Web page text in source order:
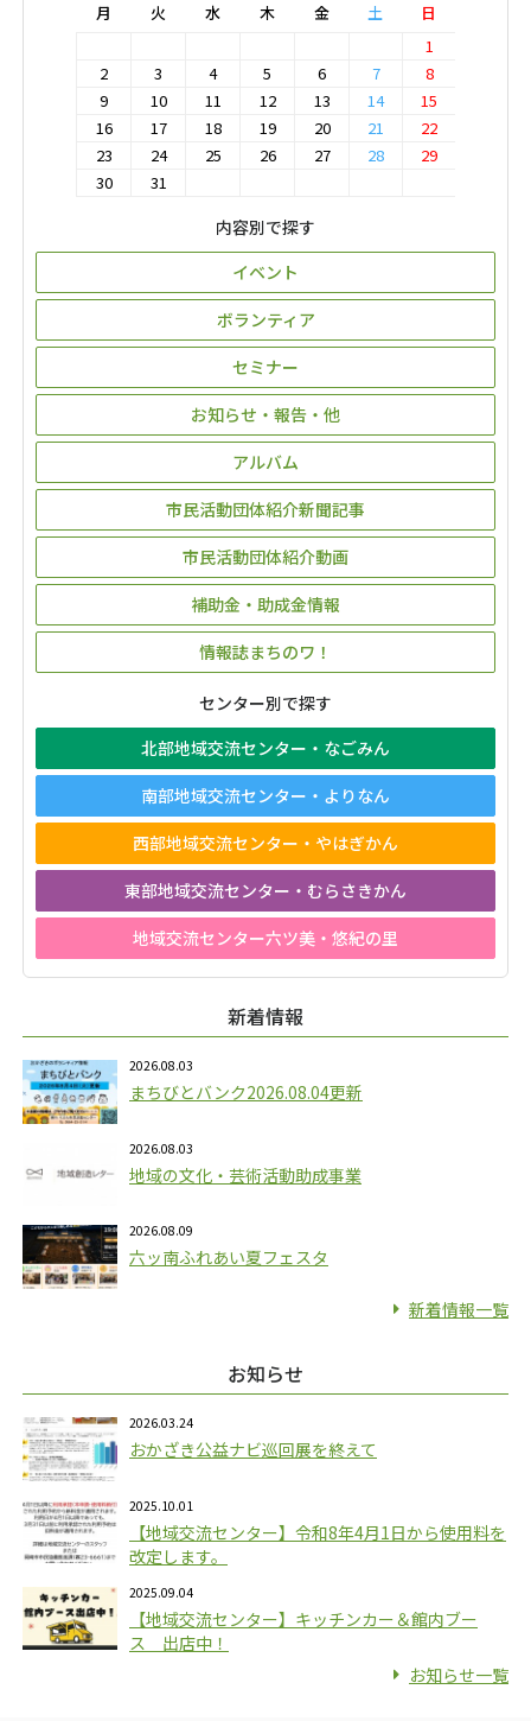
月 火 水 木 金 土
日
1
2
3 4 5 6 7
8
9
10 11 12 13 14
15
16
17 18 19 20 21
22
23
24 25 26 27 28
29
30
31
内容別で探す
イベント
ボランティア
セミナー
お知らせ・報告・他
アルバム
市民活動団体紹介新聞記事
市民活動団体紹介動画
補助金・助成金情報
情報誌まちのワ！
センター別で探す
北部地域交流センター・なごみん
南部地域交流センター・よりなん
西部地域交流センター・やはぎかん
東部地域交流センター・むらさきかん
地域交流センター六ツ美・悠紀の里
新着情報
2026.08.03
まちびとバンク2026.08.04更新
2026.08.03
地域の文化・芸術活動助成事業
2026.08.09
六ッ南ふれあい夏フェスタ
新着情報一覧
お知らせ
2026.03.24
おかざき公益ナビ巡回展を終えて
2025.10.01
【地域交流センター】令和8年4月1日から使用料を
改定します。
2025.09.04
【地域交流センター】キッチンカー＆館内ブー
ス 出店中！
お知らせ一覧